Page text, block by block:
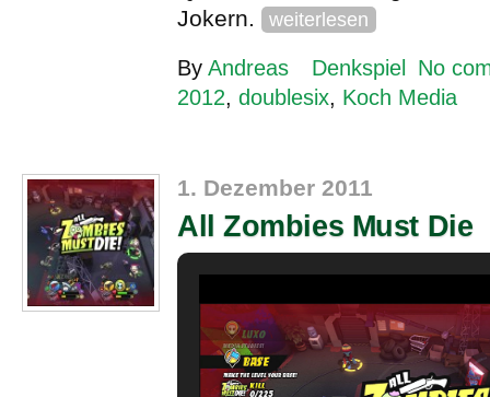
Jokern.
weiterlesen
By Andreas Denkspiel No
2012, doublesix, Koch Media
1. Dezember 2011
All Zombies Must Die